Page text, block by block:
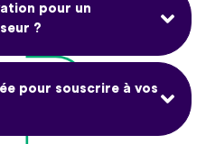
pour un
?
pour souscrire à vos